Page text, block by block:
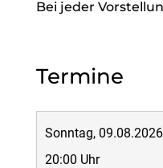
Bei jeder
Termine
Sonntag, 09.08.2026
20:00 Uhr